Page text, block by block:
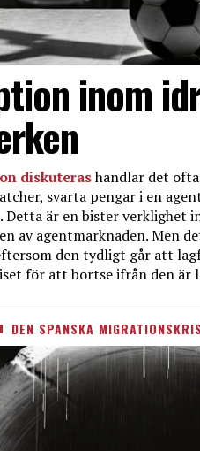
inom
diskuterashandlar det
svarta pengar i en
är en bister verklighet
av agentmarknaden. Men
den tydligt går att
för att bortse ifrån den är
DEN SPANSKA